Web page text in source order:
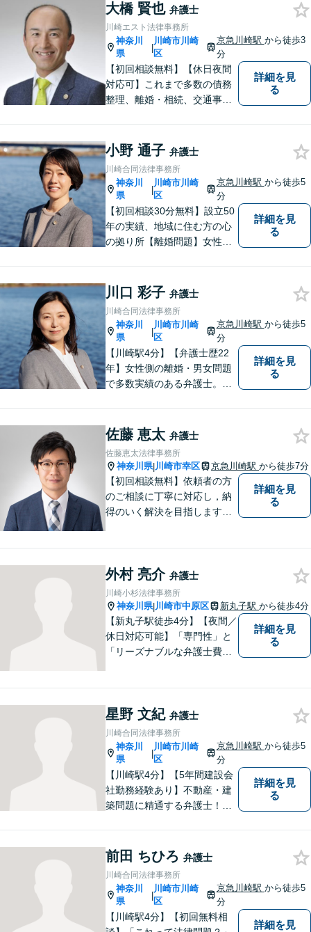
大橋 賢也 弁護士
川崎エスト法律事務所
神奈川
県
|
川崎市川崎
区
京急川崎駅 から徒歩3
分
【初回相談無料】【休日夜間
対応可】これまで多数の債務
整理、離婚・相続、交通事
産管財人や成年後見人等、裁
判所から依頼を受ける事件も
多数経験しています。1人で悩
まずに、是非ご相談くださ
い。
詳細を見
る
小野 通子 弁護士
川崎合同法律事務所
神奈川
県
|
川崎市川崎
区
京急川崎駅 から徒歩5
分
【初回相談30分無料】設立50
年の実績、地域に住む方の心
の拠り所【離婚問題】女性弁
イスを【労働問題】労働者側
に特化 精神的なケアも視野
に入れて、真摯に対応します
【京急川崎駅4分】【休日面談
OK】
詳細を見
る
川口 彩子 弁護士
川崎合同法律事務所
神奈川
県
|
川崎市川崎
区
京急川崎駅 から徒歩5
分
【川崎駅4分】【弁護士歴22
年】女性側の離婚・男女問題
で多数実績のある弁護士。画
自覚を持ち、ご一緒に解決へ
の 道を考えてまいります。ま
ずはお気軽にご相談くださ
い！【子連れ相談OK】
詳細を見
る
佐藤 恵太 弁護士
佐藤恵太法律事務所
神奈川県|川崎市幸区 京急川崎駅 から徒歩7分
【初回相談無料】依頼者の方
のご相談に丁寧に対応し，納
得のいく解決を目指します。
詳細を見
る
外村 亮介 弁護士
川崎小杉法律事務所
神奈川県|川崎市中原区 新丸子駅 から徒歩4分
【新丸子駅徒歩4分】【夜間／
休日対応可能】「専門性」と
「リーズナブルな弁護士費
事務所を目指しています。
【初回面談無料】法律トラブ
ルでお悩みの方は、お気軽に
ご相談ください。
詳細を見
る
星野 文紀 弁護士
川崎合同法律事務所
神奈川
県
|
川崎市川崎
区
京急川崎駅 から徒歩5
分
【川崎駅4分】【5年間建設会
社勤務経験あり】不動産・建
築問題に精通する弁護士！依
ってきた知見と交渉力で、納
得の解決を目指します！【弁
護歴10年以上】
詳細を見
る
前田 ちひろ 弁護士
川崎合同法律事務所
神奈川
県
|
川崎市川崎
区
京急川崎駅 から徒歩5
分
【川崎駅4分】【初回無料相
詳細を見